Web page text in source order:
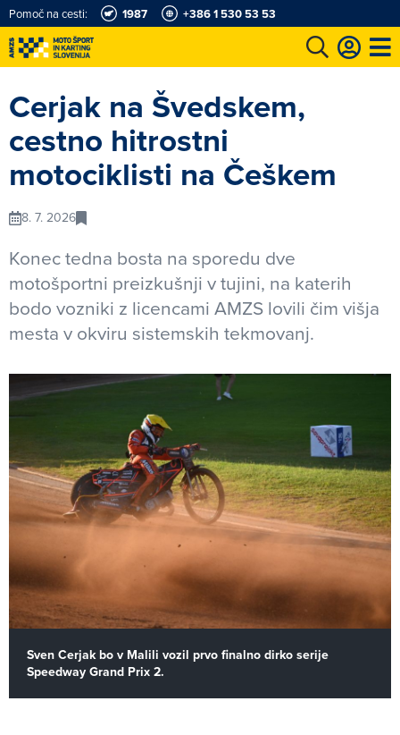
Pomoč na cesti: 1987 +386 1 530 53 53
Cerjak na Švedskem,
cestno hitrostni
motociklisti na Češkem
8. 7. 2026
Konec tedna bosta na sporedu dve
motošportni preizkušnji v tujini, na katerih
bodo vozniki z licencami AMZS lovili čim višja
mesta v okviru sistemskih tekmovanj.
Sven Cerjak bo v Malili vozil prvo finalno dirko serije
Speedway Grand Prix 2.